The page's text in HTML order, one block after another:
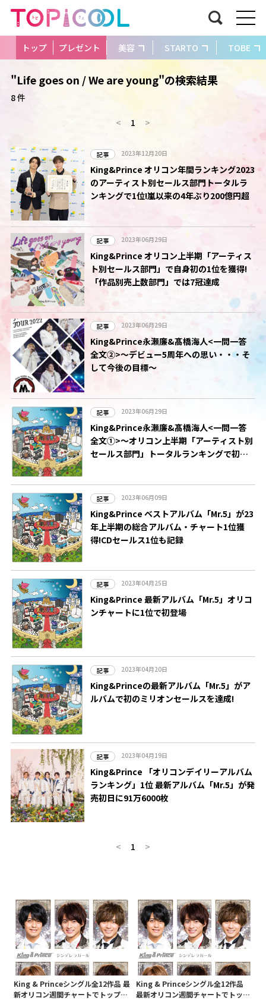
トップ プレゼント 美容 STARTO TOBE
"Life goes on / We are young"の検索結果
8 件
< 1 >
記事 2023年12月20日
King&Prince オリコン年間ランキング2023
のアーティスト別セールス部門トータルラ
ンキングで1位!嵐以来の4年ぶり200億円超
記事 2023年06月29日
King&Prince オリコン上半期「アーティス
ト別セールス部門」で自身初の1位を獲得!
「作品別売上数部門」では7冠達成
記事 2023年06月29日
King&Prince永瀬廉&髙橋海人<一問一答
全文②>～デビュー5周年への思い・・・そ
して今後の目標～
記事 2023年06月29日
King&Prince永瀬廉&髙橋海人<一問一答
全文①>～オリコン上半期「アーティスト別
セールス部門」トータルランキングで初の1
記事 2023年06月09日
King&Prince ベストアルバム「Mr.5」が23
年上半期の総合アルバム・チャート1位獲
得!CDセールス1位も記録
記事 2023年04月25日
King&Prince 最新アルバム「Mr.5」オリコ
ンチャートに1位で初登場
記事 2023年04月20日
King&Princeの最新アルバム「Mr.5」がア
ルバムで初のミリオンセールスを達成!
記事 2023年04月19日
King&Prince 「オリコンデイリーアルバム
ランキング」1位 最新アルバム「Mr.5」が発
売初日に91万6000枚
< 1 >
King & Princeシングル全12作品 最
新オリコン週間チャートでトップ10
King & Princeシングル全12作品
最新オリコン週間チャートでトップ